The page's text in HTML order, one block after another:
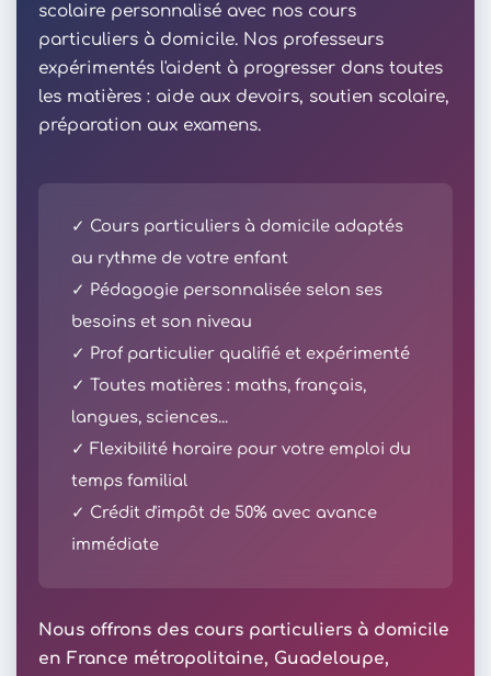
scolaire personnalisé avec nos cours
particuliers à domicile. Nos professeurs
expérimentés l'aident à progresser dans toutes
les matières : aide aux devoirs, soutien scolaire,
préparation aux examens.
✓ Cours particuliers à domicile adaptés
au rythme de votre enfant
✓ Pédagogie personnalisée selon ses
besoins et son niveau
✓ Prof particulier qualifié et expérimenté
✓ Toutes matières : maths, français,
langues, sciences...
✓ Flexibilité horaire pour votre emploi du
temps familial
✓ Crédit d'impôt de 50% avec avance
immédiate
Nous offrons des cours particuliers à domicile
en France métropolitaine, Guadeloupe,